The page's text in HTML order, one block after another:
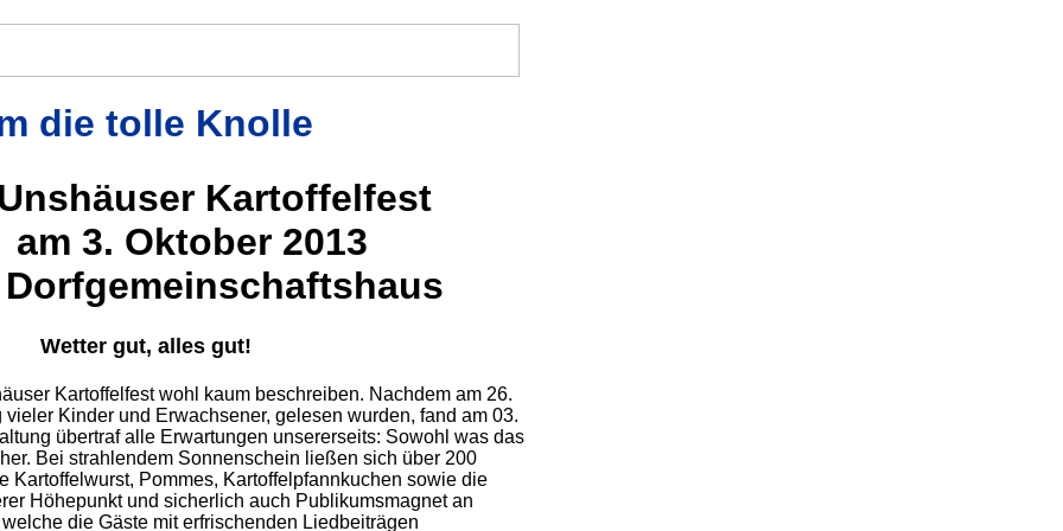
die tolle Knolle
Kartoffelfest
am 3. Oktober 2013
Dorfgemeinschaftshaus
Wetter gut, alles gut!
Kartoffelfest wohl kaum beschreiben. Nachdem am 26.
Kinder und Erwachsener, gelesen wurden, fand am 03.
übertraf alle Erwartungen unsererseits: Sowohl was das
Bei strahlendem Sonnenschein ließen sich über 200
Kartoffelwurst, Pommes, Kartoffelpfannkuchen sowie die
Höhepunkt und sicherlich auch Publikumsmagnet an
die Gäste mit erfrischenden Liedbeiträgen